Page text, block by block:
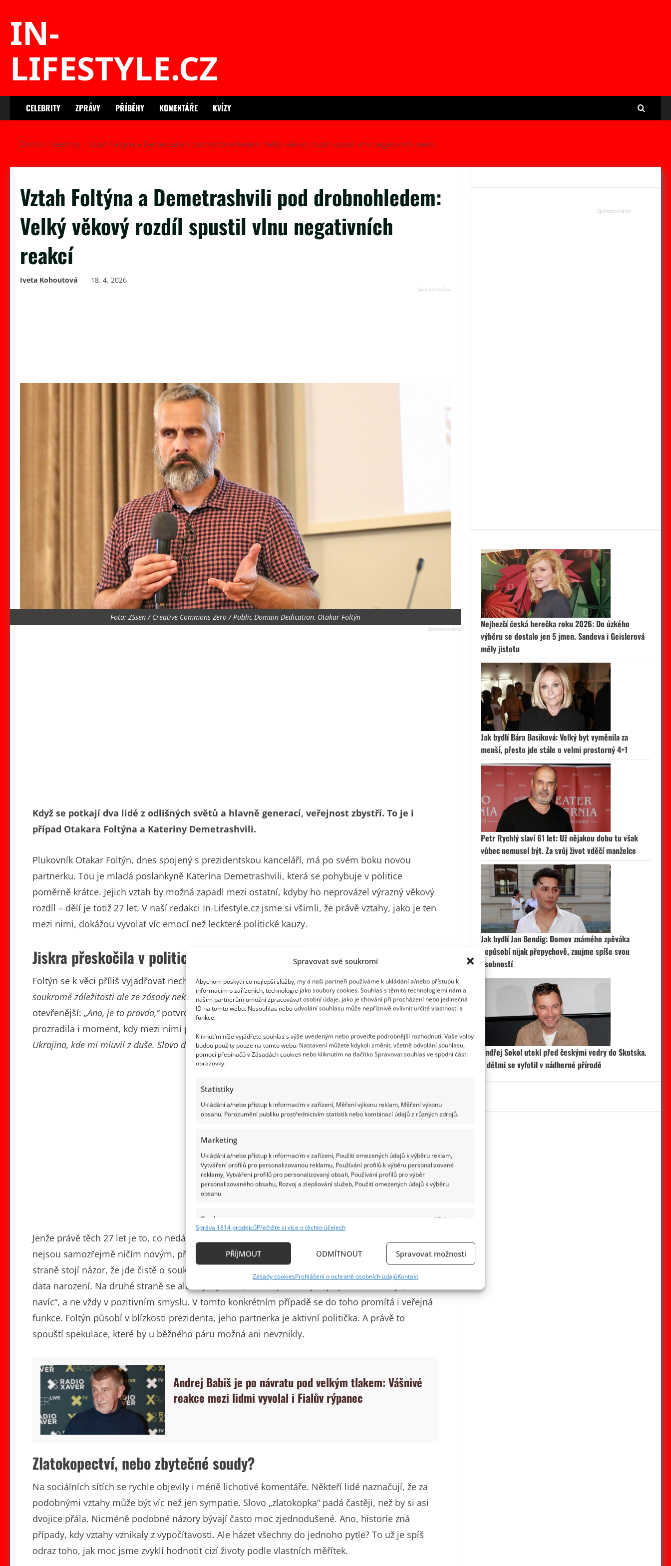
Spravovat své soukromí
Abychom poskytli co nejlepší služby, my a naši partneři používáme k ukládání a/nebo přístupu k
informacím o zařízeních, technologie jako soubory cookies. Souhlas s těmito technologiemi nám a
našim partnerům umožní zpracovávat osobní údaje, jako je chování při procházení nebo jedinečná
ID na tomto webu. Nesouhlas nebo odvolání souhlasu může nepříznivě ovlivnit určité vlastnosti a
funkce.
Kliknutím níže vyjádřete souhlas s výše uvedeným nebo proveďte podrobnější rozhodnutí. Vaše volby
budou použity pouze na tomto webu. Nastavení můžete kdykoli změnit, včetně odvolání souhlasu,
pomocí přepínačů v Zásadách cookies nebo kliknutím na tlačítko Spravovat souhlas ve spodní části
obrazovky.
Statistiky
Ukládání a/nebo přístup k informacím v zařízení, Měření výkonu reklam, Měření výkonu
obsahu, Porozumění publiku prostřednictvím statistik nebo kombinací údajů z různých zdrojů.
Marketing
Ukládání a/nebo přístup k informacím v zařízení, Použití omezených údajů k výběru reklam,
Vytváření profilů pro personalizovanou reklamu, Používání profilů k výběru personalizované
reklamy, Vytváření profilů pro personalizovaný obsah, Používání profilů pro výběr
personalizovaného obsahu, Rozvoj a zlepšování služeb, Použití omezených údajů k výběru
obsahu.
Funkce
Vždy aktivní
Identifikace zařízení na základě automaticky přenášených informací.
základě aktivně vyžádaných informací.
Zajištění bezpečnosti, předcházení a zjišťování podvodů a
odstraňování chyb, Poskytování a zobrazování reklamy a
obsahu, Ukládání a sdělování voleb ochrany osobních údajů.
Správa 1814 prodejcůPřečtěte si více o těchto účelech
PŘÍJMOUT ODMÍTNOUT Spravovat možnosti
Zásady cookiesProhlášení o ochraně osobních údajůKontakt
IN-
LIFESTYLE.CZ
CELEBRITY ZPRÁVY PŘÍBĚHY KOMENTÁŘE KVÍZY
Domů Celebrity Vztah Foltýna a Demetrashvili pod drobnohledem: Velký věkový rozdíl spustil vlnu negativních reakcí
Vztah Foltýna a Demetrashvili pod drobnohledem:
Velký věkový rozdíl spustil vlnu negativních
reakcí
Iveta Kohoutová 18. 4. 2026
Foto: ZSsen / Creative Commons Zero / Public Domain Dedication, Otakar Foltýn
Když se potkají dva lidé z odlišných světů a hlavně generací, veřejnost zbystří. To je i
případ Otakara Foltýna a Kateriny Demetrashvili.
Plukovník Otakar Foltýn, dnes spojený s prezidentskou kanceláří, má po svém boku novou
partnerku. Tou je mladá poslankyně Katerina Demetrashvili, která se pohybuje v politice
poměrně krátce. Jejich vztah by možná zapadl mezi ostatní, kdyby ho neprovázel výrazný věkový
rozdíl – dělí je totiž 27 let. V naší redakci In-Lifestyle.cz jsme si všimli, že právě vztahy, jako je ten
mezi nimi, dokážou vyvolat víc emocí než leckteré politické kauzy.
Jiskra přeskočila v politických kruzích
Foltýn se k věci příliš vyjadřovat nechtěl.„O vojenských otázkách si s vámi popovídám rád,
soukromé záležitosti ale ze zásady nekomentuji, nezlobte se,“uvedl pro Super. Jeho partnerka byla
otevřenější: „Ano, je to pravda,“potvrdila a dodala, že spolu tvoří pár už několik měsíců. Dokonce
prozradila i moment, kdy mezi nimi přeskočila jiskra.
Ukrajina, kde mi mluvil z duše. Slovo dalo slovo a to ostatní už víte,“popsala.
Jenže právě těch 27 let je to, co nedá lidem jen tak spát. Vztahy s velkým věkovým rozdílem
nejsou samozřejmě ničím novým, přesto stále vzbuzují pozornost, a často i předsudky. Na jedné
straně stojí názor, že jde čistě o soukromou věc oněch dvou lidí. Láska si přece nevybírá podle
data narození. Na druhé straně se ale ozývají i tací, kteří v podobných případech hledají „něco
navíc“, a ne vždy v pozitivním smyslu. V tomto konkrétním případě se do toho promítá i veřejná
funkce. Foltýn působí v blízkosti prezidenta, jeho partnerka je aktivní politička. A právě to
spouští spekulace, které by u běžného páru možná ani nevznikly.
Andrej Babiš je po návratu pod velkým tlakem: Vášnivé
reakce mezi lidmi vyvolal i Fialův rýpanec
Zlatokopectví, nebo zbytečné soudy?
Na sociálních sítích se rychle objevily i méně lichotivé komentáře. Někteří lidé naznačují, že za
podobnými vztahy může být víc než jen sympatie. Slovo „zlatokopka“ padá častěji, než by si asi
dvojice přála. Nicméně podobné názory bývají často moc zjednodušené. Ano, historie zná
případy, kdy vztahy vznikaly z vypočítavosti. Ale házet všechny do jednoho pytle? To už je spíš
odraz toho, jak moc jsme zvyklí hodnotit cizí životy podle vlastních měřítek.
Nejhezčí česká herečka roku 2026: Do úzkého
výběru se dostalo jen 5 jmen. Sandeva i Geislerová
měly jistotu
Jak bydlí Bára Basiková: Velký byt vyměnila za
menší, přesto jde stále o velmi prostorný 4+1
Petr Rychlý slaví 61 let: Už nějakou dobu tu však
vůbec nemusel být. Za svůj život vděčí manželce
Jak bydlí Jan Bendig: Domov známého zpěváka
nepůsobí nijak přepychově, zaujme spíše svou
osobností
Ondřej Sokol utekl před českými vedry do Skotska.
S dětmi se vyfotil v nádherné přírodě